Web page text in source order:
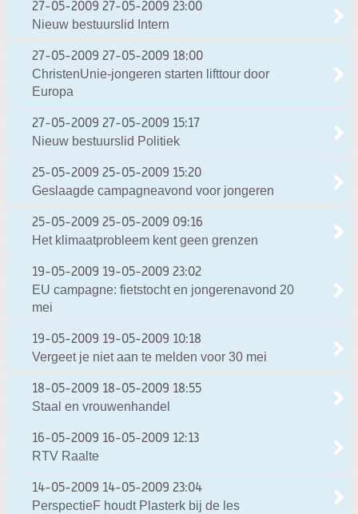
27-05-2009 27-05-2009 23:00
Nieuw bestuurslid Intern
27-05-2009 27-05-2009 18:00
ChristenUnie-jongeren starten lifttour door
Europa
27-05-2009 27-05-2009 15:17
Nieuw bestuurslid Politiek
25-05-2009 25-05-2009 15:20
Geslaagde campagneavond voor jongeren
25-05-2009 25-05-2009 09:16
Het klimaatprobleem kent geen grenzen
19-05-2009 19-05-2009 23:02
EU campagne: fietstocht en jongerenavond 20
mei
19-05-2009 19-05-2009 10:18
Vergeet je niet aan te melden voor 30 mei
18-05-2009 18-05-2009 18:55
Staal en vrouwenhandel
16-05-2009 16-05-2009 12:13
RTV Raalte
14-05-2009 14-05-2009 23:04
PerspectieF houdt Plasterk bij de les